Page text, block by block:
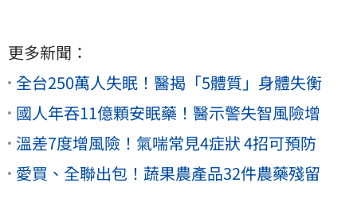
更多新聞：
全台250萬人失眠！醫揭「5體質」身體失衡
國人年吞11億顆安眠藥！醫示警失智風險增
溫差7度增風險！氣喘常見4症狀 4招可預防
愛買、全聯出包！蔬果農產品32件農藥殘留